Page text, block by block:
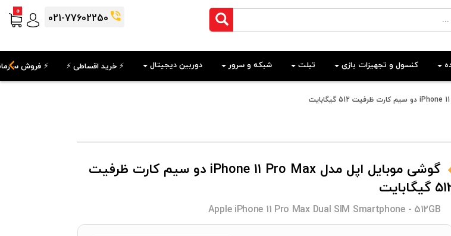
0
021-77602250
کنسول و تجهیزات بازی تبلت شبکه و سرور دوربین دیجیتال ⚡️ خرید اقساطی ⚡️ ⚡️ فروش
گوشی موبایل اپل مدل iPhone 11 Pro Max دو سیم‌ کارت ظرفیت
Apple iPhone 11 Pro Max Dual SIM Smartphone - 512GB